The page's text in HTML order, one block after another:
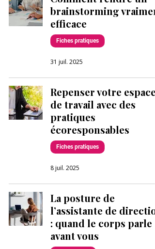
brainstorming
efficace
Fiches pratiques
31 juil. 2025
Repenser votre espace
de travail avec des
pratiques
écoresponsables
Fiches pratiques
8 juil. 2025
La posture de
l’assistante de
: quand le corps parle
avant vous